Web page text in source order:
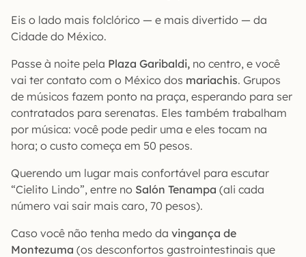
Eis o lado mais folclórico — e mais divertido — da
Cidade do México.
Passe à noite pela Plaza Garibaldi, no centro, e você
vai ter contato com o México dos mariachis. Grupos
de músicos fazem ponto na praça, esperando para ser
contratados para serenatas. Eles também trabalham
por música: você pode pedir uma e eles tocam na
hora; o custo começa em 50 pesos.
Querendo um lugar mais confortável para escutar
“Cielito Lindo”, entre no Salón Tenampa (ali cada
número vai sair mais caro, 70 pesos).
Caso você não tenha medo da vingança de
Montezuma (os desconfortos gastrointestinais que